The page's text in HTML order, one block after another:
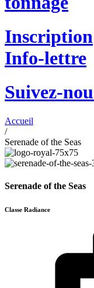
Inscription
Info-lettre
Suivez-
Accueil
/
Serenade of the Seas
Serenade of the Seas
Classe Radiance